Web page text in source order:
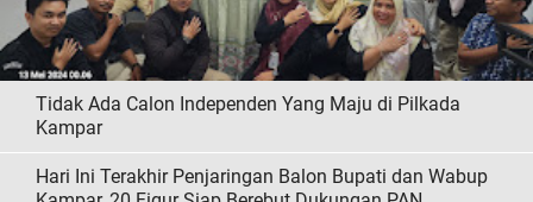
Tidak Ada Calon Independen Yang Maju di Pilkada
Kampar
Hari Ini Terakhir Penjaringan Balon Bupati dan Wabup